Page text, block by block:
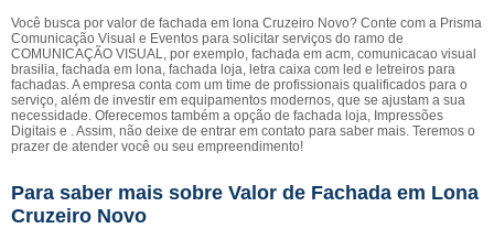
Você busca por valor de fachada em lona Cruzeiro Novo? Conte com a Prisma
Comunicação Visual e Eventos para solicitar serviços do ramo de
COMUNICAÇÃO VISUAL, por exemplo, fachada em acm, comunicacao visual
brasilia, fachada em lona, fachada loja, letra caixa com led e letreiros para
fachadas. A empresa conta com um time de profissionais qualificados para o
serviço, além de investir em equipamentos modernos, que se ajustam a sua
necessidade. Oferecemos também a opção de fachada loja, Impressões
Digitais e . Assim, não deixe de entrar em contato para saber mais. Teremos o
prazer de atender você ou seu empreendimento!
Para saber mais sobre Valor de Fachada em Lona
Cruzeiro Novo